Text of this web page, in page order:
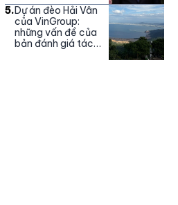
5.Dự án đèo Hải Vân
của VinGroup:
những vấn đề của
bản đánh giá tác